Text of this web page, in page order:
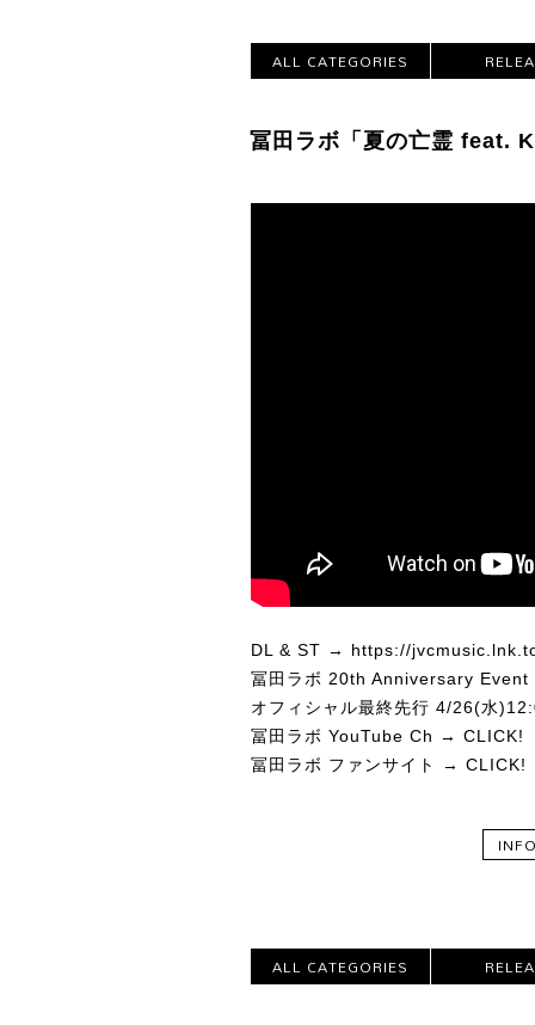
ALL CATEGORIES
冨田ラボ「夏の亡霊 feat.
DL & ST → https://
冨田ラボ 20th Anniversary
オフィシャル最終先行 4/26(水
冨田ラボ YouTube Ch → CLICK!
冨田ラボ ファンサイト → CLICK!
ALL CATEGORIES